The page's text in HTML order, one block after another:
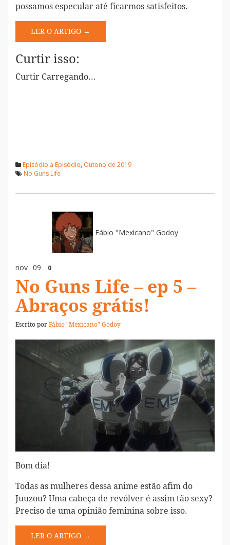
possamos especular até ficarmos satisfeitos.
LER O ARTIGO →
Curtir isso:
Curtir Carregando...
Episódio a Episódio, Outono de 2019
No Guns Life
Fábio "Mexicano" Godoy
nov 09 0
No Guns Life – ep 5 –
Abraços grátis!
Escrito porFábio "Mexicano" Godoy
Bom dia!
Todas as mulheres dessa anime estão afim do
Juuzou? Uma cabeça de revólver é assim tão sexy?
Preciso de uma opinião feminina sobre isso.
LER O ARTIGO →